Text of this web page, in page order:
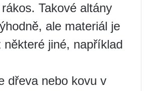
Takové altány
ale materiál je
některé jiné, například
dřeva nebo kovu v